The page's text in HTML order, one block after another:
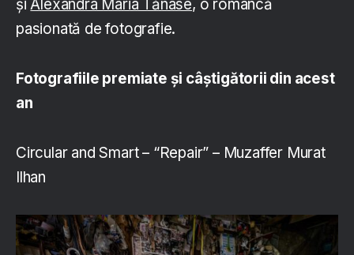
șiAlexandra Maria Tănase, o româncă
pasionată de fotografie.
Fotografiile premiate și câștigătorii din acest
an
Circular and Smart – “Repair” – Muzaffer Murat
Ilhan